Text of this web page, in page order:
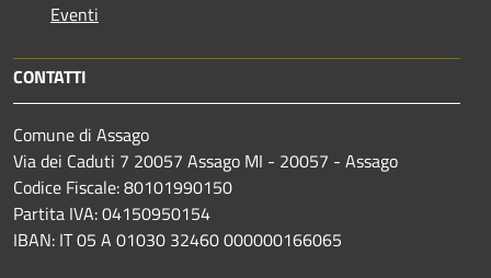
Eventi
CONTATTI
Comune di Assago
Via dei Caduti 7 20057 Assago MI - 20057 - Assago
Codice Fiscale: 80101990150
Partita IVA: 04150950154
IBAN: IT 05 A 01030 32460 000000166065